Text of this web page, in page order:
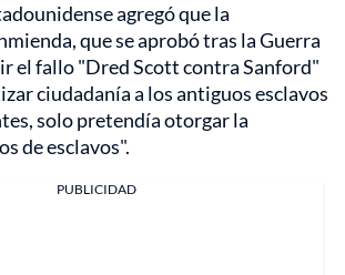
agregó que la
que se aprobó tras la Guerra
el fallo "Dred Scott contra Sanford"
ciudadanía a los antiguos esclavos
solo pretendía otorgar la
de esclavos".
PUBLICIDAD